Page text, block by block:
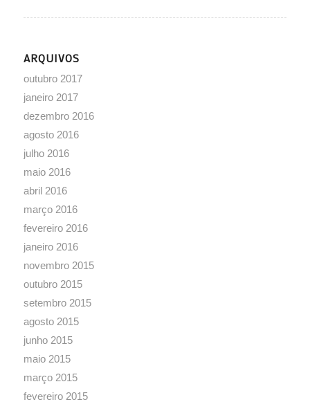
ARQUIVOS
outubro 2017
janeiro 2017
dezembro 2016
agosto 2016
julho 2016
maio 2016
abril 2016
março 2016
fevereiro 2016
janeiro 2016
novembro 2015
outubro 2015
setembro 2015
agosto 2015
junho 2015
maio 2015
março 2015
fevereiro 2015